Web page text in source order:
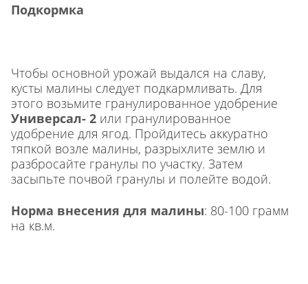
Подкормка
Чтобы основной урожай выдался на славу,
кусты малины следует подкармливать. Для
этого возьмите гранулированное удобрение
Универсал- 2 или гранулированное
удобрение для ягод. Пройдитесь аккуратно
тяпкой возле малины, разрыхлите землю и
разбросайте гранулы по участку. Затем
засыпьте почвой гранулы и полейте водой.
Норма внесения для малины: 80-100 грамм
на кв.м.